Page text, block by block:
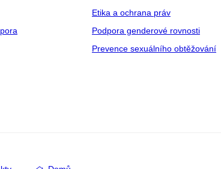
Etika a ochrana práv
Podpora genderové rovnosti
Prevence sexuálního obtěžování